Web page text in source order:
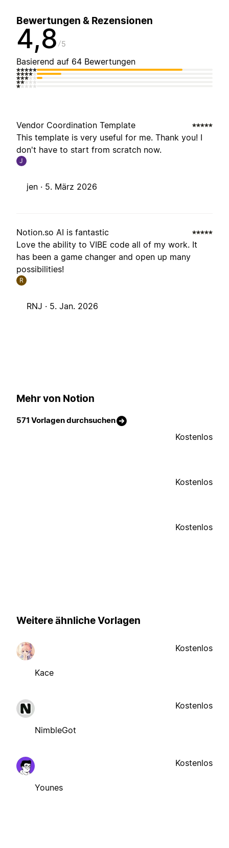
Bewertungen & Rezensionen
4,8 5
Basierend auf 64 Bewertungen
Vendor Coordination Template
This template is very useful for me. Thank you! I
don't have to start from scratch now.
J
jen · 5. März 2026
Notion.so AI is fantastic
Love the ability to VIBE code all of my work. It
has been a game changer and open up many
possibilities!
R
RNJ · 5. Jan. 2026
Mehr von Notion
571 Vorlagen durchsuchen
Kostenlos
Kostenlos
Kostenlos
Weitere ähnliche Vorlagen
Kace
Kostenlos
NimbleGot
Kostenlos
Younes
Kostenlos